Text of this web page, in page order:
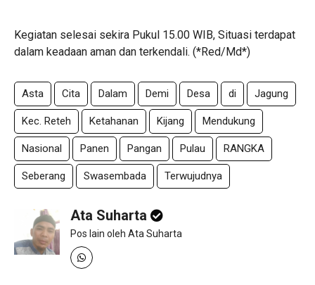
Kegiatan selesai sekira Pukul 15.00 WIB, Situasi terdapat
dalam keadaan aman dan terkendali. (*Red/Md*)
Asta Cita Dalam Demi Desa di Jagung
Kec. Reteh Ketahanan Kijang Mendukung
Nasional Panen Pangan Pulau RANGKA
Seberang Swasembada Terwujudnya
Ata Suharta
Pos lain oleh Ata Suharta